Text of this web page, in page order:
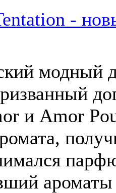
-
модный
и Amor